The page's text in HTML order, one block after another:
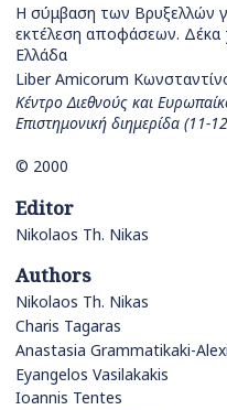
Η σύμβαση των Βρυξελλών
εκτέλεση αποφάσεων. Δέκα
Ελλάδα
Liber Amicorum
Κέντρο Διεθνούς και
Επιστημονική διημερίδα (11-
© 2000
Editor
Nikolaos Th. Nikas
Authors
Nikolaos Th. Nikas
Charis Tagaras
Anastasia Grammatikaki-
Eyangelos Vasilakakis
Ioannis Tentes